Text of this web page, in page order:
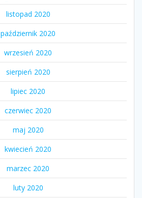
listopad 2020
październik 2020
wrzesień 2020
sierpień 2020
lipiec 2020
czerwiec 2020
maj 2020
kwiecień 2020
marzec 2020
luty 2020